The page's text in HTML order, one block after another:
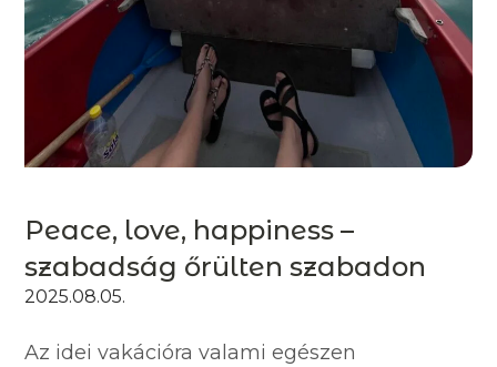
Peace, love, happiness –
szabadság őrülten szabadon
2025.08.05.
Az idei vakációra valami egészen